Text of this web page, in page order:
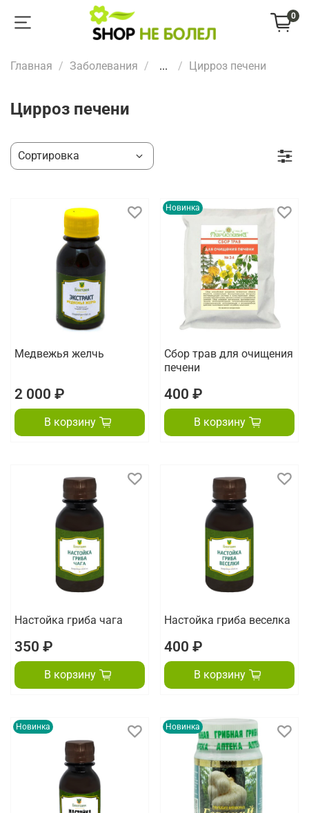
0
Главная Заболевания ... Цирроз печени
Цирроз печени
Медвежья желчь
2 000 ₽
В корзину
Новинка
Сбор трав для очищения
печени
400 ₽
В корзину
Настойка гриба чага
350 ₽
В корзину
Настойка гриба веселка
400 ₽
В корзину
Новинка Новинка